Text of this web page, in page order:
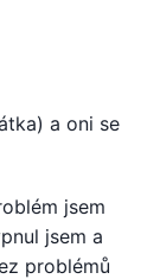
a oni se
jsem
jsem a
problémů